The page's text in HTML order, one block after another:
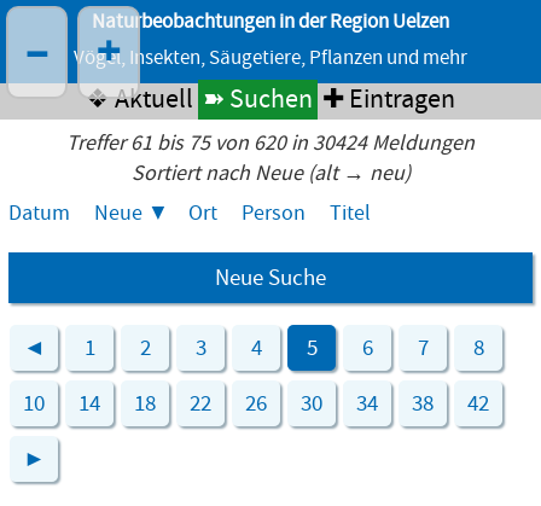
Naturbeobachtungen in der Region Uelzen
Vögel, Insekten, Säugetiere, Pflanzen und mehr
❖ Aktuell ➽ Suchen ✚ Eintragen
Treffer 61 bis 75 von 620 in 30424 Meldungen
Sortiert nach Neue (alt → neu)
Datum
Neue Ort Person Titel
Neue Suche
◄ 1 2 3 4 5 6 7 8
10 14 18 22 26 30 34 38 42
►
– +